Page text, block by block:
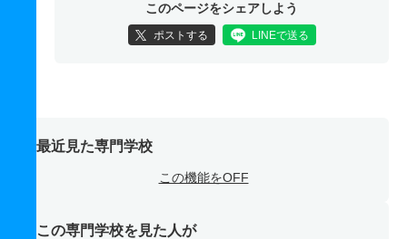
このページをシェアしよう
ポストする LINEで送る
最近見た専門学校
この機能をOFF
この専門学校を見た人が